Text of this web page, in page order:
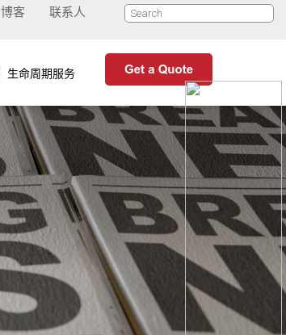
博客 联系人
生命周期服务